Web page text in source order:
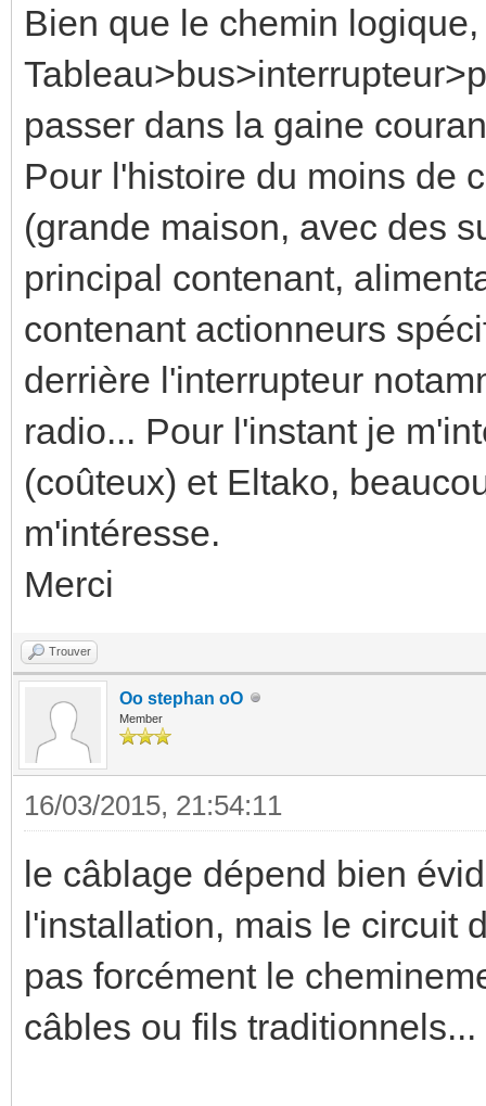
Bien que le chemin
passer dans la gaine
Pour l'histoire du moins de
(grande maison, avec des
principal contenant,
contenant actionneurs
derrière l'interrupteur
radio... Pour l'instant je
(coûteux) et Eltako,
m'intéresse.
Merci
Trouver
Oo stephan oO
Member
16/03/2015, 21:54:11
le câblage dépend bien
l'installation, mais le circuit
pas forcément le
câbles ou fils traditionnels...